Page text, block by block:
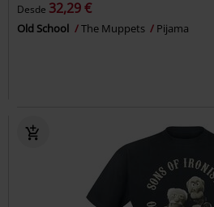
Desde 32,29 €
Old School The Muppets Pijama